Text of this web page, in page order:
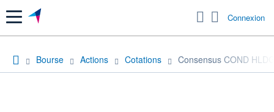
Menu Connexion
Bourse Actions Cotations Consensus COND